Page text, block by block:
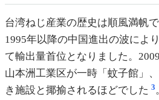
台湾ねじ産業の歴史は順風満帆
1995年以降の中国進出の波によ
て輸出量首位となりました。
山本洲工業区が一時「蚊子館」
き施設と揶揄されるほどでした 3